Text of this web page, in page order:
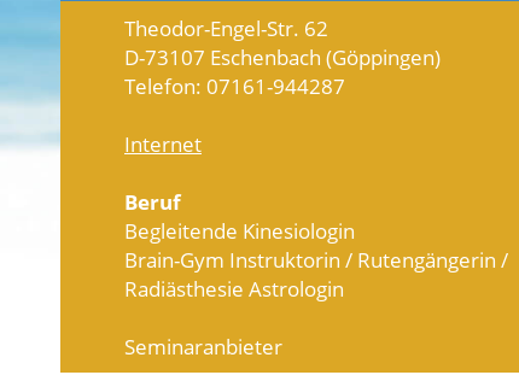
Theodor-Engel-Str. 62
D-73107 Eschenbach (Göppingen)
Telefon: 07161-944287
Internet
Beruf
Begleitende Kinesiologin
Brain-Gym Instruktorin / Rutengängerin /
Radiästhesie Astrologin
Seminaranbieter